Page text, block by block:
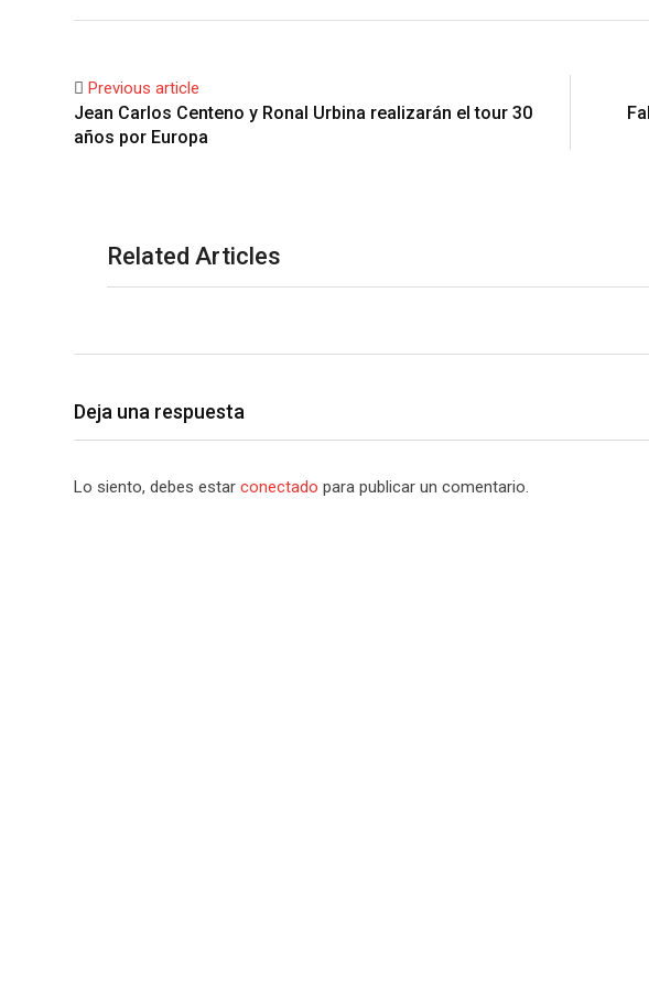
Previous article
Jean Carlos Centeno y Ronal Urbina realizarán el tour 30
años por Europa
Related Articles
Deja una respuesta
Lo siento, debes estar conectado para publicar un comentario.